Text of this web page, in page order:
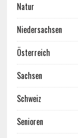
Natur
Niedersachsen
Österreich
Sachsen
Schweiz
Senioren